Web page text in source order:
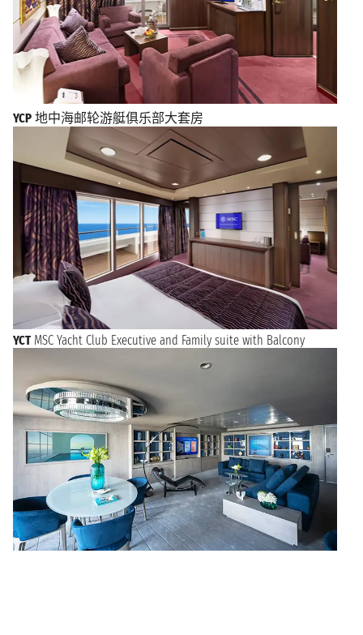
YCP 地中海邮轮游艇俱乐部大套房
YCT MSC Yacht Club Executive and Family suite with Balcony